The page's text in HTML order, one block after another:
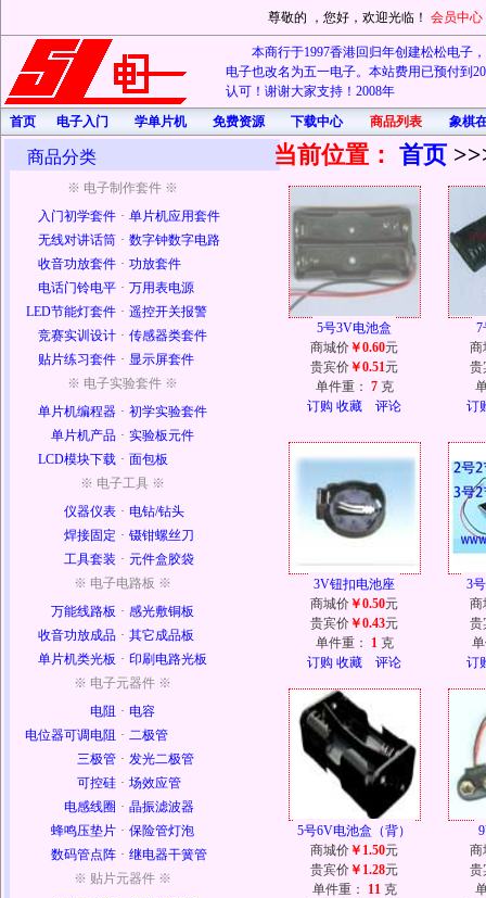
尊敬的 ，您好，欢迎光临！ 会员中心
本商行于1997香港回归年创建松松电子
电子也改名为五一电子。本站费用已预付到
认可！谢谢大家支持！2008年
首页
电子入门 学单片机 免费资源 下载中心 商品列表 象棋
商品分类
※ 电子制作套件 ※
入门初学套件 · 单片机应用套件
无线对讲话筒 · 数字钟数字电路
收音功放套件 · 功放套件
电话门铃电平 · 万用表电源
LED节能灯套件 · 遥控开关报警
竞赛实训设计 · 传感器类套件
贴片练习套件 · 显示屏套件
※ 电子实验套件 ※
单片机编程器 · 初学实验套件
单片机产品 · 实验板元件
LCD模块下载 · 面包板
※ 电子工具 ※
仪器仪表 · 电钻/钻头
焊接固定 · 镊钳螺丝刀
工具套装 · 元件盒胶袋
※ 电子电路板 ※
万能线路板 · 感光敷铜板
收音功放成品 · 其它成品板
单片机类光板 · 印刷电路光板
※ 电子元器件 ※
电阻 · 电容
电位器可调电阻 · 二极管
三极管 · 发光二极管
可控硅 · 场效应管
电感线圈 · 晶振滤波器
蜂鸣压垫片 · 保险管灯泡
数码管点阵 · 继电器干簧管
※ 贴片元器件 ※
当前位置： 首页
5号3V电池盒
商城价 ￥0.60元
贵宾价 ￥0.51元
单件重： 7 克
订购 收藏 评论
7
商
贵
订
3V钮扣电池座
商城价 ￥0.50元
贵宾价 ￥0.43元
单件重：
1 克
订购 收藏 评论
3
商
贵
订
5号6V电池盒（背）
商城价 ￥1.50元
贵宾价 ￥1.28元
单件重：
11 克
商
贵